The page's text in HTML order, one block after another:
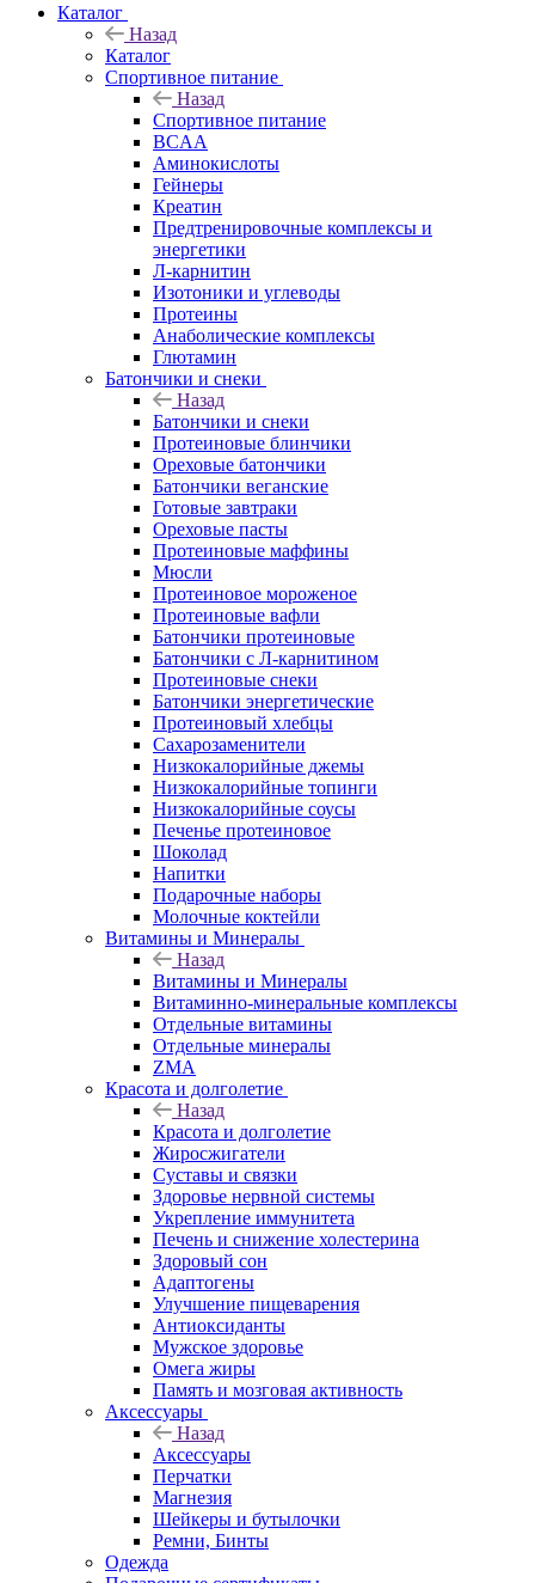
Каталог
Назад
Каталог
Спортивное питание
Назад
Спортивное питание
BCAA
Аминокислоты
Гейнеры
Креатин
Предтренировочные комплексы и
энергетики
Л-карнитин
Изотоники и углеводы
Протеины
Анаболические комплексы
Глютамин
Батончики и снеки
Назад
Батончики и снеки
Протеиновые блинчики
Ореховые батончики
Батончики веганские
Готовые завтраки
Ореховые пасты
Протеиновые маффины
Мюсли
Протеиновое мороженое
Протеиновые вафли
Батончики протеиновые
Батончики с Л-карнитином
Протеиновые снеки
Батончики энергетические
Протеиновый хлебцы
Сахарозаменители
Низкокалорийные джемы
Низкокалорийные топинги
Низкокалорийные соусы
Печенье протеиновое
Шоколад
Напитки
Подарочные наборы
Молочные коктейли
Витамины и Минералы
Назад
Витамины и Минералы
Витаминно-минеральные комплексы
Отдельные витамины
Отдельные минералы
ZMA
Красота и долголетие
Назад
Красота и долголетие
Жиросжигатели
Суставы и связки
Здоровье нервной системы
Укрепление иммунитета
Печень и снижение холестерина
Здоровый сон
Адаптогены
Улучшение пищеварения
Антиоксиданты
Мужское здоровье
Омега жиры
Память и мозговая активность
Аксессуары
Назад
Аксессуары
Перчатки
Магнезия
Шейкеры и бутылочки
Ремни, Бинты
Одежда